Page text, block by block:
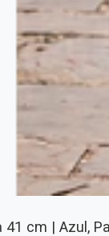
41 cm | Azul,